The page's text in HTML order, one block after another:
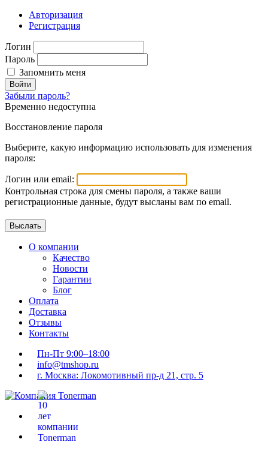
Авторизация
Регистрация
Логин
Пароль
Запомнить меня
Войти
Забыли пароль?
Временно недоступна
Восстановление пароля
Выберите, какую информацию использовать для изменения
пароля:
Логин или email:
Контрольная строка для смены пароля, а также ваши
регистрационные данные, будут высланы вам по email.
О компании
Качество
Новости
Гарантии
Блог
Оплата
Доставка
Отзывы
Контакты
Пн-Пт 9:00–18:00
info@tmshop.ru
г. Москва: Локомотивный пр-д 21, стр. 5